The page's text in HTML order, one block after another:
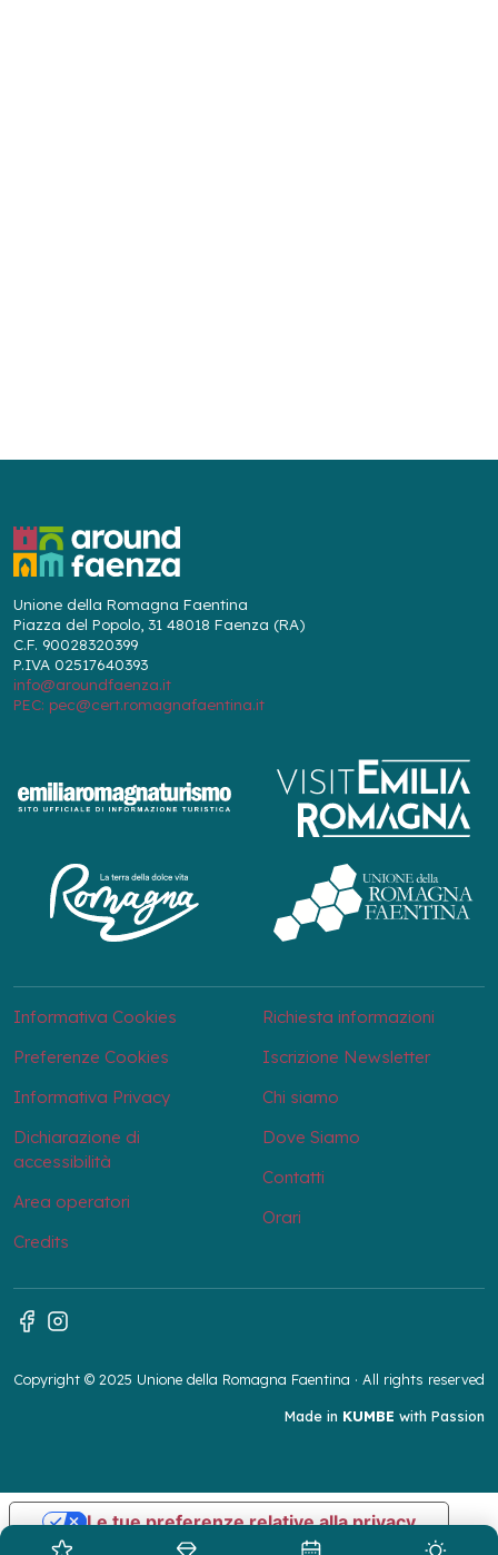
Unione della Romagna Faentina
Piazza del Popolo, 31 48018 Faenza (RA)
C.F. 90028320399
P.IVA 02517640393
info@aroundfaenza.it
PEC: pec@cert.romagnafaentina.it
Informativa Cookies
Preferenze Cookies
Informativa Privacy
Dichiarazione di
accessibilità
Area operatori
Credits
Richiesta informazioni
Iscrizione Newsletter
Chi siamo
Dove Siamo
Contatti
Orari
Copyright © 2025 Unione della Romagna Faentina · All rights reserved
Made in KUMBE with Passion
Le tue preferenze relative alla privacy